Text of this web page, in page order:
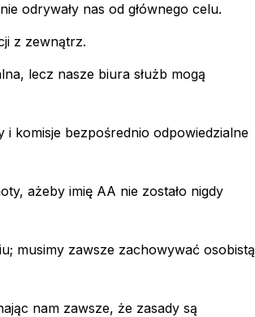
odrywały nas od głównego celu.
z zewnątrz.
lecz nasze biura służb mogą
komisje bezpośrednio odpowiedzialne
ażeby imię AA nie zostało nigdy
musimy zawsze zachowywać osobistą
nam zawsze, że zasady są